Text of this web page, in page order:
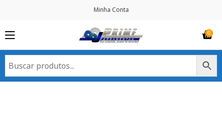
Minha Conta